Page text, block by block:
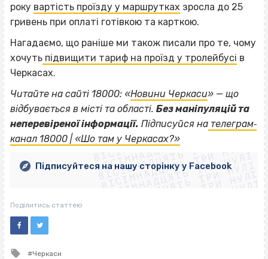
року вартість проїзду у маршрутках зросла до 25
гривень при оплаті готівкою та карткою.
Нагадаємо, що раніше ми також писали про те, чому
хочуть підвищити тариф на проїзд у тролейбусі в
Черкасах.
Читайте на сайті 18000: «Новини Черкаси» — що
відбувається в місті та області. Без маніпуляцій та
неперевіреної інформації. Підписуйся на телеграм‐
канал 18000 | «Шо там у Черкасах?»
ВІСІМНАДЦЯТЬ ТРИ НУЛІ
ВІСІМНАДЦЯТЬ ТРИ НУЛІ
ВІСІМНАДЦЯТЬ ТРИ НУЛІ
ВІСІМНАДЦЯТЬ ТРИ НУЛІ
ВІСІМНАДЦЯТЬ ТРИ НУЛІ
ВІСІМНАДЦЯТЬ ТРИ НУЛІ
ВІСІМНАДЦЯТЬ ТРИ НУЛІ
ВІСІМНАДЦЯТЬ ТРИ НУЛІ
Підписуйтеся на нашу сторінку у Facebook
Поділитись статтею
Tagged
Черкаси